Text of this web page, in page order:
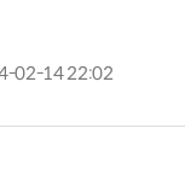
02-14 22:02